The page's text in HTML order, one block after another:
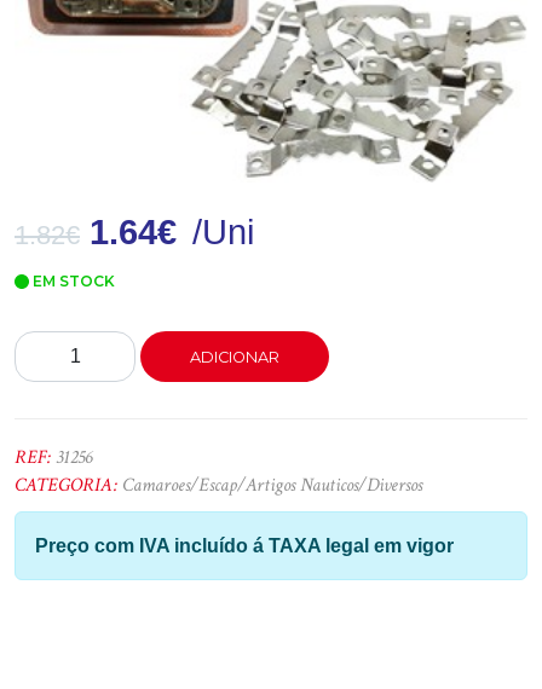
1.82€ 1.64€ /Uni
EM STOCK
Quantidade
de
42mm
20
Pçs
Marceu
ADICIONAR
REF:31256
CATEGORIA: Camaroes/Escap/Artigos Nauticos/Diversos
Preço com IVA incluído á TAXA legal em vigor